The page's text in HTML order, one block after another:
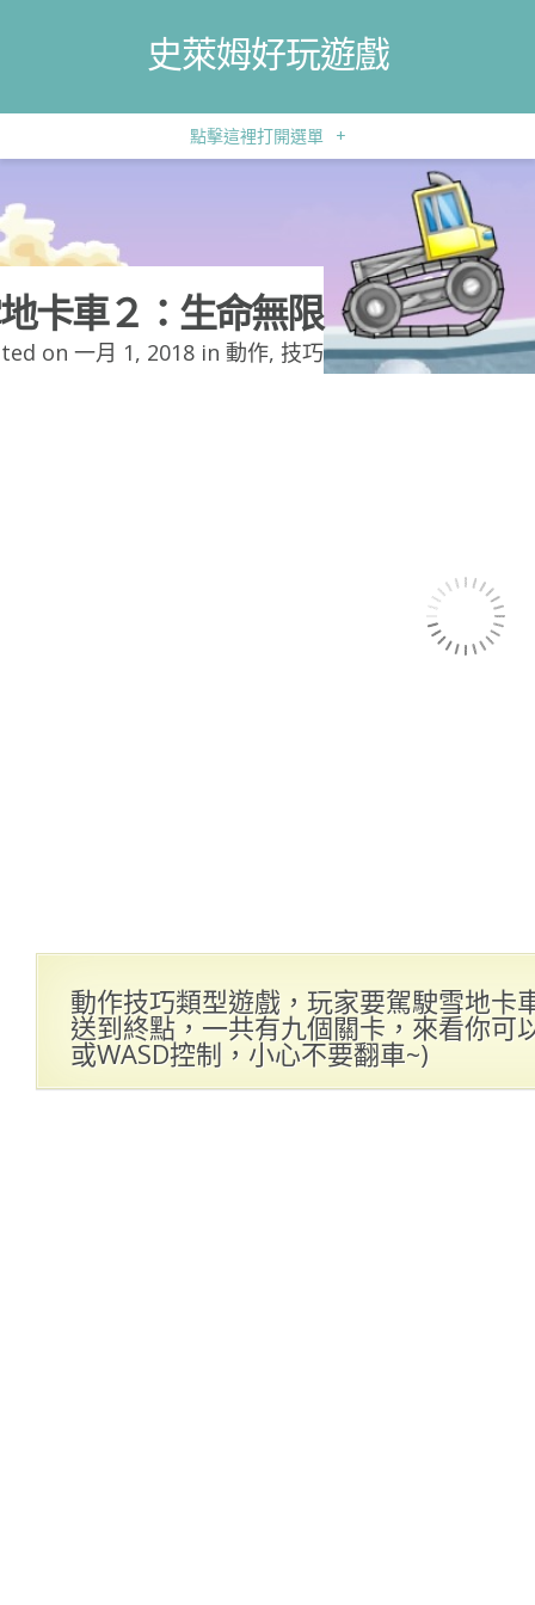
史萊姆好玩遊戲
點擊這裡打開選單 +
卡車２：生命無限
on 一月 1, 2018 in 動作, 技巧
動作技巧類型遊戲，玩家要駕駛雪地卡
送到終點，一共有九個關卡，來看你可
或WASD控制，小心不要翻車~)